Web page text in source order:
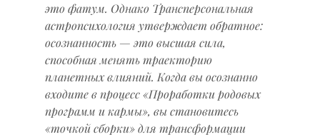
это фатум. Однако Трансперсональная
астропсихология утверждает обратное:
осознанность — это высшая сила,
способная менять траекторию
планетных влияний. Когда вы осознанно
входите в процесс «Проработки родовых
программ и кармы», вы становитесь
«точкой сборки» для трансформации